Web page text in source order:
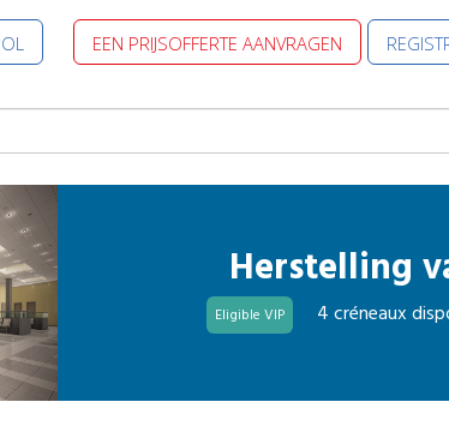
EEN PRIJSOFFERTE AANVRAGEN
Herstelling
Eligible VIP 4 créneaux